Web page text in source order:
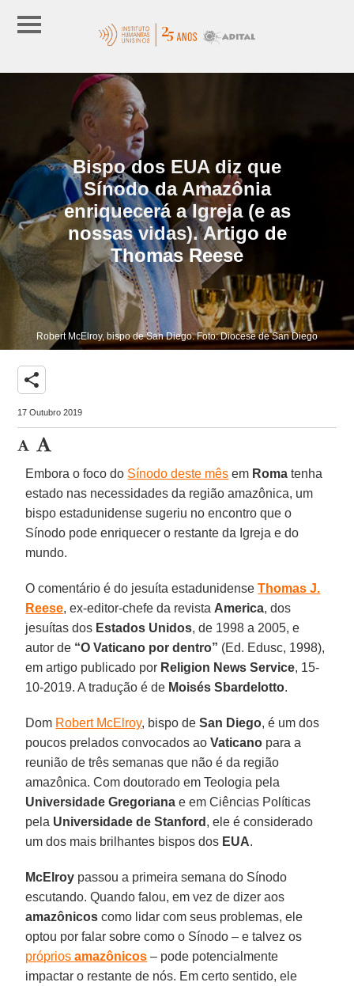
Bispo dos EUA diz que
Sínodo da Amazônia
enriquecerá a Igreja (e as
nossas vidas). Artigo de
Thomas Reese
Robert McElroy, bispo de San Diego. Foto: Diocese de San Diego
share
17 Outubro 2019
Embora o foco do Sínodo deste mês em Roma tenha
estado nas necessidades da região amazônica, um
bispo estadunidense sugeriu no encontro que o
Sínodo pode enriquecer o restante da Igreja e do
mundo.
O comentário é do jesuíta estadunidenseThomas J.
Reese, ex-editor-chefe da revista America, dos
jesuítas dos Estados Unidos, de 1998 a 2005, e
autor de “O Vaticano por dentro” (Ed. Edusc, 1998),
em artigo publicado por Religion News Service, 15-
10-2019. A tradução é de Moisés Sbardelotto.
Dom Robert McElroy, bispo deSan Diego, é um dos
poucos prelados convocados aoVaticano para a
reunião de três semanas que não é da região
amazônica. Com doutorado em Teologia pela
Universidade Gregoriana e em Ciências Políticas
pela Universidade de Stanford , ele é considerado
um dos mais brilhantes bispos dos EUA.
McElroy passou a primeira semana do Sínodo
escutando. Quando falou, em vez de dizer aos
amazônicos como lidar com seus problemas, ele
optou por falar sobre como o Sínodo – e talvez os
própriosamazônicos – pode potencialmente
impactar o restante de nós. Em certo sentido, ele